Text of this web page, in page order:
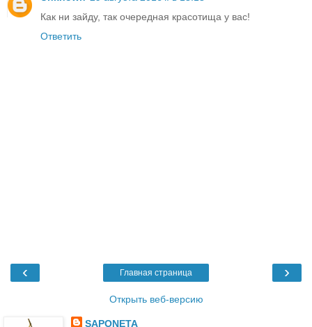
Как ни зайду, так очередная красотища у вас!
Ответить
‹ ›
Главная страница
Открыть веб-версию
SAPONETA